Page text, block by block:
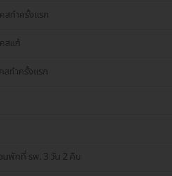
ทำครั้งแรก
สแก้
ทำครั้งแรก
นพักที่ รพ. 3 วัน 2 คืน